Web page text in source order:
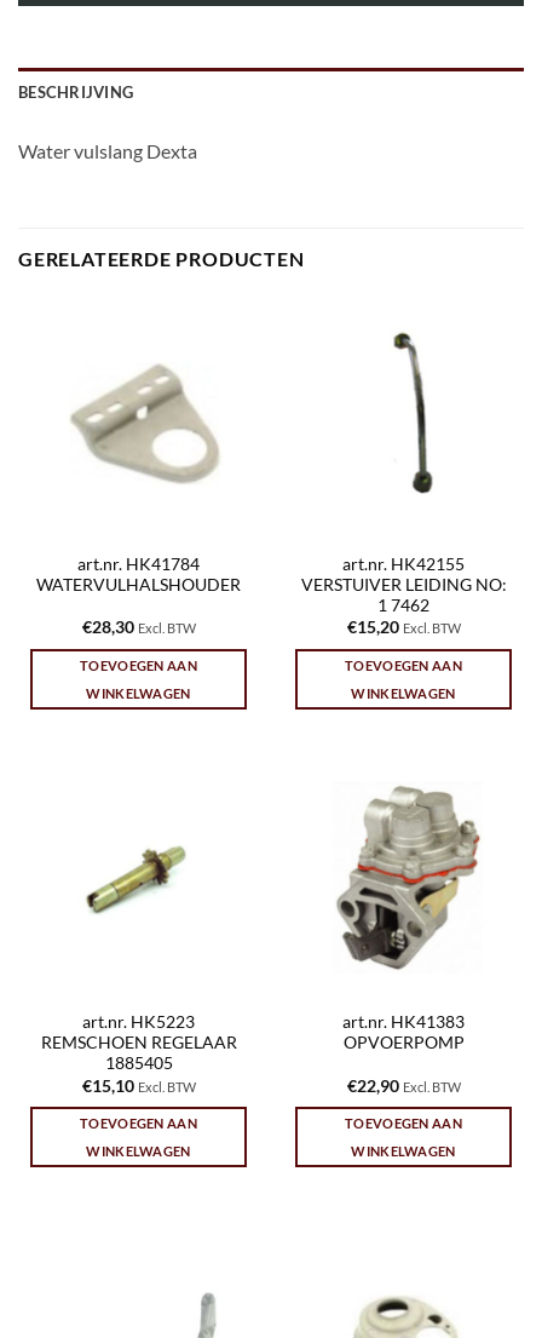
BESCHRIJVING
Water vulslang Dexta
GERELATEERDE PRODUCTEN
art.nr. HK41784
WATERVULHALSHOUDER
€28,30 Excl. BTW
TOEVOEGEN AAN
WINKELWAGEN
art.nr. HK42155
VERSTUIVER LEIDING NO:
1 7462
€15,20 Excl. BTW
TOEVOEGEN AAN
WINKELWAGEN
art.nr. HK5223
REMSCHOEN REGELAAR
1885405
€15,10 Excl. BTW
TOEVOEGEN AAN
WINKELWAGEN
art.nr. HK41383
OPVOERPOMP
€22,90 Excl. BTW
TOEVOEGEN AAN
WINKELWAGEN